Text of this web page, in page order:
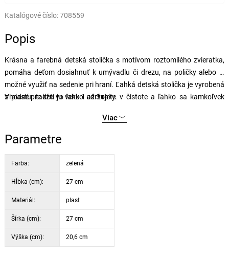
Katalógové číslo:708559
Popis
Krásna a farebná detská stolička s motívom roztomilého zvieratka,
pomáha deťom dosiahnuť k umývadlu či drezu, na poličky alebo je
možné využiť na sedenie pri hraní. Ľahká detská stolička je vyrobená
z plastu, takže ju ľahko udržujete v čistote a ľahko sa kamkoľvek
Vhodné pre deti vo veku 1 až 3 roky.
Viac
Parametre
Farba: zelená
Hĺbka (cm): 27 cm
Materiál: plast
Šírka (cm): 27 cm
Výška (cm): 20,6 cm